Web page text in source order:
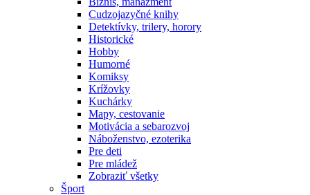
Cudzojazyčné knihy
Detektívky, trilery, horory
Historické
Hobby
Humorné
Komiksy
Krížovky
Kuchárky
Mapy, cestovanie
Motivácia a sebarozvoj
Náboženstvo, ezoterika
Pre deti
Pre mládež
Zobraziť všetky
Šport